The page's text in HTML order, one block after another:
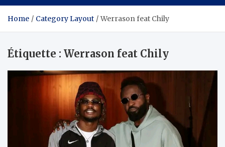
Home Category Layout Werrason feat Chily
Étiquette : Werrason feat Chily